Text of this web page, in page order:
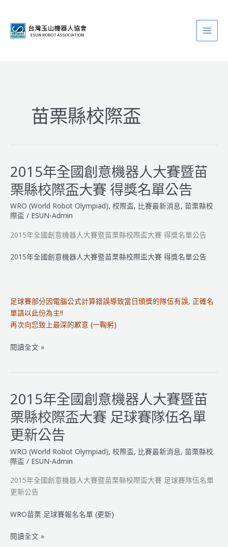
苗栗縣校際盃
2015年全國創意機器人大賽暨苗
栗縣校際盃大賽 得獎名單公告
WRO (World Robot Olympiad), 校際盃, 比賽最新消息, 苗栗縣校
際盃 / ESUN-Admin
2015年全國創意機器人大賽暨苗栗縣校際盃大賽 得獎名單公告
2015年全國創意機器人大賽暨苗栗縣校際盃大賽 得獎名單公告
足球賽部分因電腦公式計算錯誤導致當日頒獎的隊伍有誤, 正確名
單請以此份為主!!
再次向您致上最深的歉意 (一鞠躬)
2015
全
創
意
機
器
人
大
賽
暨
苗
栗
縣
際
閱讀全文 »
2015年全國創意機器人大賽暨苗
栗縣校際盃大賽 足球賽隊伍名單
更新公告
WRO (World Robot Olympiad), 校際盃, 比賽最新消息, 苗栗縣校
際盃 / ESUN-Admin
2015年全國創意機器人大賽暨苗栗縣校際盃大賽 足球賽隊伍名單
更新公告
WRO苗栗 足球賽報名名單 (更新)
2015
閱讀全文 »